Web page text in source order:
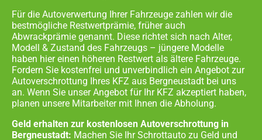
Für die Autoverwertung Ihrer Fahrzeuge zahlen wir die
bestmögliche Restwertprämie, früher auch
Abwrackprämie genannt. Diese richtet sich nach Alter,
Modell & Zustand des Fahrzeugs – jüngere Modelle
haben hier einen höheren Restwert als ältere Fahrzeuge.
Fordern Sie kostenfrei und unverbindlich ein Angebot zur
Autoverschrottung Ihres KFZ aus Bergneustadt bei uns
an. Wenn Sie unser Angebot für Ihr KFZ akzeptiert haben,
planen unsere Mitarbeiter mit Ihnen die Abholung.
Geld erhalten zur kostenlosen Autoverschrottung in
Bergneustadt: Machen Sie Ihr Schrottauto zu Geld und